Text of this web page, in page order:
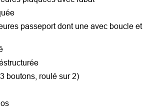
passeport dont une avec boucle et
boutons, roulé sur 2)